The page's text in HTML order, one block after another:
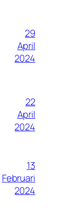
29
April
2024
22
April
2024
13
Februari
2024